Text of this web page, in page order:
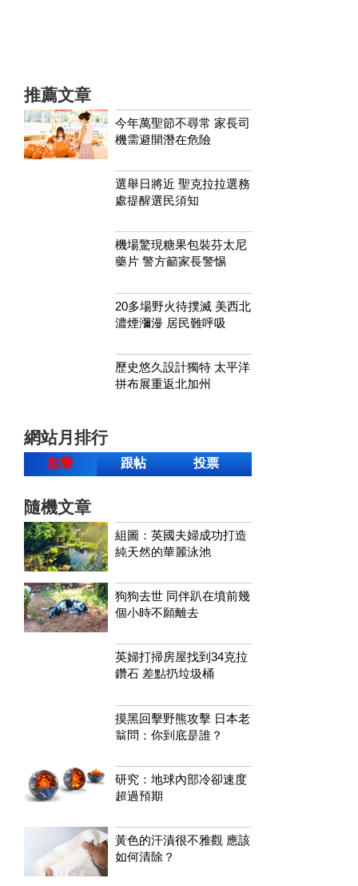
推薦文章
今年萬聖節不尋常 家長司
機需避開潛在危險
選舉日將近 聖克拉拉選務
處提醒選民須知
機場驚現糖果包裝芬太尼
藥片 警方籲家長警惕
20多場野火待撲滅 美西北
濃煙瀰漫 居民難呼吸
歷史悠久設計獨特 太平洋
拼布展重返北加州
網站月排行
點擊 跟帖 投票
隨機文章
組圖：英國夫婦成功打造
純天然的華麗泳池
狗狗去世 同伴趴在墳前幾
個小時不願離去
英婦打掃房屋找到34克拉
鑽石 差點扔垃圾桶
摸黑回擊野熊攻擊 日本老
翁問：你到底是誰？
研究：地球內部冷卻速度
超過預期
黃色的汗漬很不雅觀 應該
如何清除？